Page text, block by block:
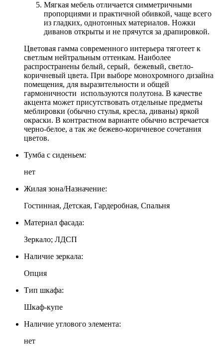
Мягкая мебель отличается симметричными
пропорциями и практичной обивкой, чаще всего
из гладких, однотонных материалов. Ножки
диванов открыты и не прячутся за драпировкой.
Цветовая гамма современного интерьера тяготеет к
светлым нейтральным оттенкам. Наиболее
распространены белый, серый, бежевый, светло-
коричневый цвета. При выборе монохромного дизайна
помещения, для выразительности и общей
гармоничности используются полутона. В качестве
акцента может присутствовать отдельные предметы
меблировки (обычно стулья, кресла, диваны) яркой
окраски. В контрастном варианте обычно встречается
черно-белое, а так же бежево-коричневое сочетания
цветов.
Тумба с сиденьем:
нет
Жилая зона/Назначение:
Гостинная, Детская, Гардеробная, Спальня
Материал фасада:
Зеркало; ЛДСП
Наличие зеркала:
Опция
Тип шкафа:
Шкаф-купе
Наличие углового элемента:
нет